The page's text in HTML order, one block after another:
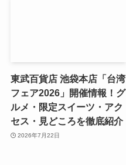
東武百貨店 池袋本店「台湾
フェア2026」開催情報！グ
ルメ・限定スイーツ・アク
セス・見どころを徹底紹介
2026年7月22日